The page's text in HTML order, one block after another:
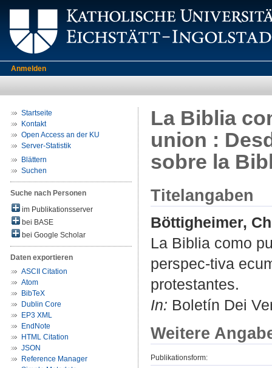
Anmelden
Startseite
Kontakt
Open Access an der KU
Server-Statistik
Blättern
Suchen
Suche nach Personen
im Publikationsserver
bei BASE
bei Google Scholar
Daten exportieren
ASCII Citation
Atom
BibTeX
Dublin Core
EP3 XML
EndNote
HTML Citation
JSON
Reference Manager
La Biblia
union :
sobre la
Titelangaben
Böttigheimer,
La Biblia como
perspec-tiva
protestantes.
In: Boletín Dei
Weitere
Publikationsform: